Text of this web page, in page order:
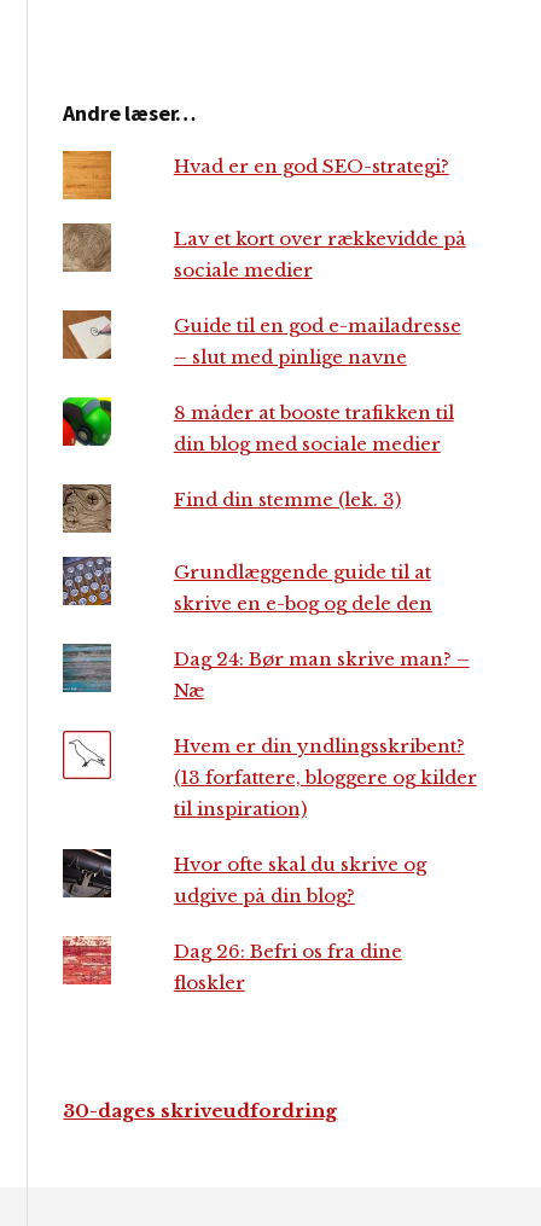
Andre læser…
Hvad er en god SEO-strategi?
Lav et kort over rækkevidde på
sociale medier
Guide til en god e-mailadresse
– slut med pinlige navne
8 måder at booste trafikken til
din blog med sociale medier
Find din stemme (lek. 3)
Grundlæggende guide til at
skrive en e-bog og dele den
Dag 24: Bør man skrive man? –
Næ
Hvem er din yndlingsskribent?
(13 forfattere, bloggere og kilder
til inspiration)
Hvor ofte skal du skrive og
udgive på din blog?
Dag 26: Befri os fra dine
floskler
30-dages skriveudfordring